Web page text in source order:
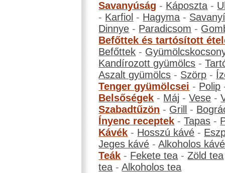
Savanyúság - Káposzta -
- Karfiol - Hagyma -
Dinnye - Paradicsom -
Befőttek és tartósított
Befőttek -
Kandírozott gyümölcs -
Aszalt gyümölcs - Szörp -
Tenger gyümölcsei - Polip
Belsőségek - Máj -Vese -
Szabadtűzön - Grill -
Ínyenc receptek -Tapas -
Kávék - Hosszú kávé -
Jeges kávé -Alkoholos kávé
Teák - Fekete tea -Zöld tea
tea -Alkoholos tea